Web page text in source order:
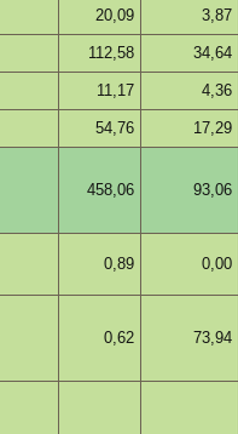
20,09 3,87
112,58 34,64
11,17 4,36
54,76 17,29
458,06 93,06
0,89 0,00
0,62 73,94